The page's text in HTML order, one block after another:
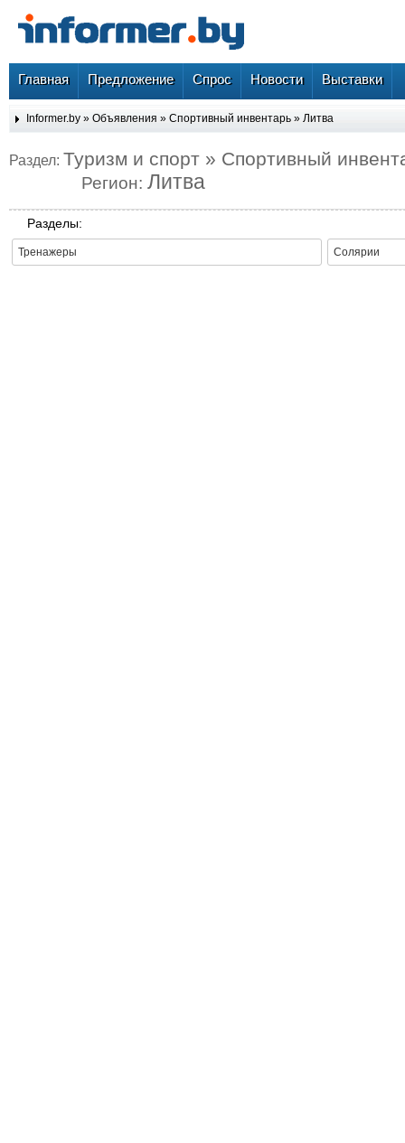
Главная Предложение Спрос Новости Выставки
Informer.by » Объявления » Спортивный инвентарь » Литва
Раздел: Туризм и спорт » Спортивный
Регион: Литва
Разделы:
Тренажеры Солярии